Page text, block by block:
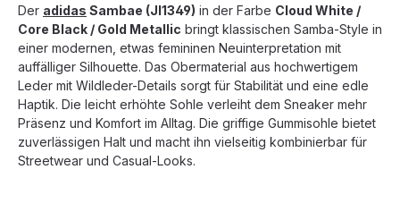
Der adidas Sambae (JI1349) in der Farbe Cloud White /
Core Black / Gold Metallic bringt klassischen Samba-Style in
einer modernen, etwas femininen Neuinterpretation mit
auffälliger Silhouette. Das Obermaterial aus hochwertigem
Leder mit Wildleder-Details sorgt für Stabilität und eine edle
Haptik. Die leicht erhöhte Sohle verleiht dem Sneaker mehr
Präsenz und Komfort im Alltag. Die griffige Gummisohle bietet
zuverlässigen Halt und macht ihn vielseitig kombinierbar für
Streetwear und Casual-Looks.